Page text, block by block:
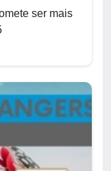
ser mais